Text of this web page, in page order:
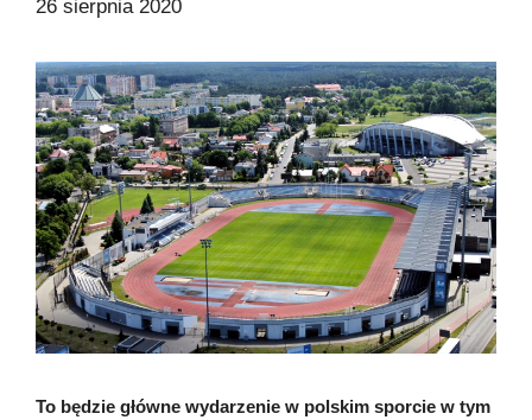
26 sierpnia 2020
To będzie główne wydarzenie w polskim sporcie w tym